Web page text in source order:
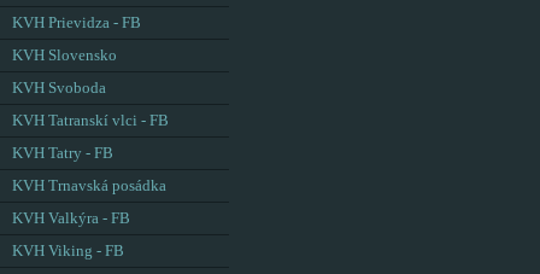
KVH Prievidza - FB
KVH Slovensko
KVH Svoboda
KVH Tatranskí vlci - FB
KVH Tatry - FB
KVH Trnavská posádka
KVH Valkýra - FB
KVH Viking - FB